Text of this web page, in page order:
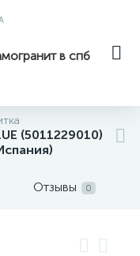
в спб
(5011229010)
Отзывы 0